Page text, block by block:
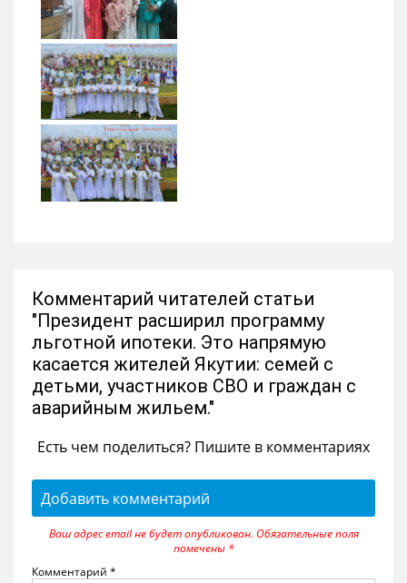
Комментарий читателей статьи
"Президент расширил программу
льготной ипотеки. Это напрямую
касается жителей Якутии: семей с
детьми, участников СВО и граждан с
аварийным жильем."
Есть чем поделиться? Пишите в комментариях
Добавить комментарий
Ваш адрес email не будет опубликован. Обязательные поля
помечены *
Комментарий *